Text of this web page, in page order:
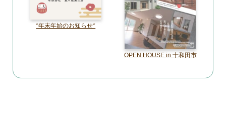
*年末年始のお知らせ*
OPEN HOUSE in 十和田市